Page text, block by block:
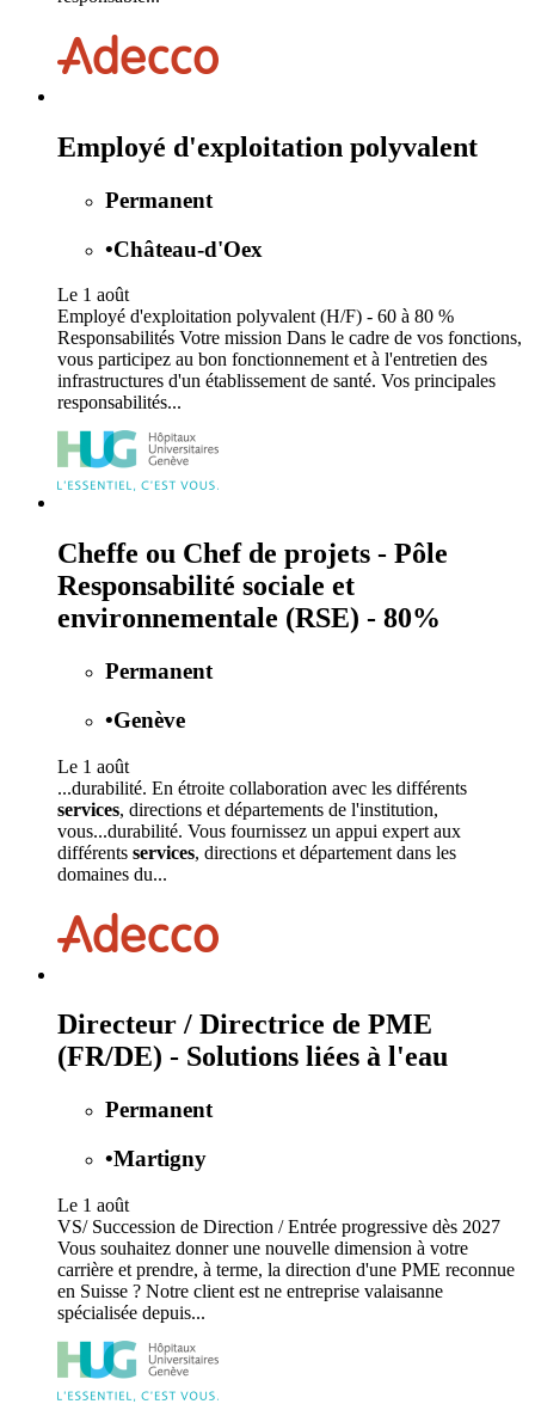
Employé d'exploitation polyvalent
Permanent
•Château-d'Oex
Le 1 août
Employé d'exploitation polyvalent (H/F) - 60 à 80 %
Responsabilités Votre mission Dans le cadre de vos fonctions,
vous participez au bon fonctionnement et à l'entretien des
infrastructures d'un établissement de santé. Vos principales
responsabilités...
Cheffe ou Chef de projets - Pôle
Responsabilité sociale et
environnementale (RSE) - 80%
Permanent
•Genève
Le 1 août
...durabilité. En étroite collaboration avec les différents
services, directions et départements de l'institution,
vous...durabilité. Vous fournissez un appui expert aux
différents services, directions et département dans les
domaines du...
Directeur / Directrice de PME
(FR/DE) - Solutions liées à l'eau
Permanent
•Martigny
Le 1 août
VS/ Succession de Direction / Entrée progressive dès 2027
Vous souhaitez donner une nouvelle dimension à votre
carrière et prendre, à terme, la direction d'une PME reconnue
en Suisse ? Notre client est ne entreprise valaisanne
spécialisée depuis...